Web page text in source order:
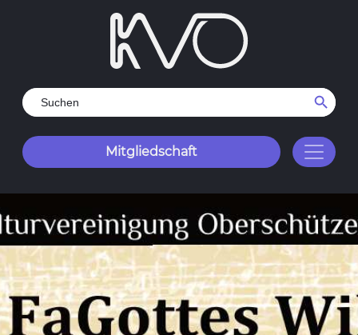
Search
for:
Search Button
Mitgliedschaft